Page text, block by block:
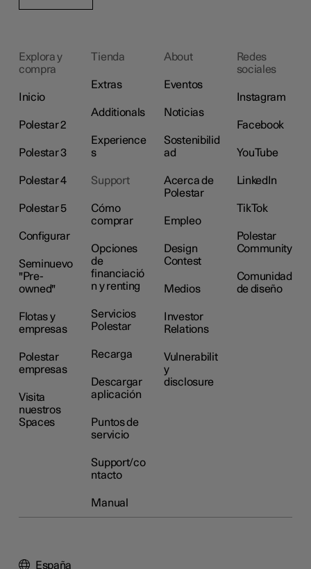
Explora y
compra
Inicio
Polestar 2
Polestar 3
Polestar 4
Polestar 5
Configurar
Seminuevo
"Pre-
owned"
Flotas y
empresas
Polestar
empresas
Visita
nuestros
Spaces
Tienda
Extras
Additionals
Experience
s
Support
Cómo
comprar
Opciones
de
financiació
n y renting
Servicios
Polestar
Recarga
Descargar
aplicación
Puntos de
servicio
Support/co
ntacto
Manual
About
Eventos
Noticias
Sostenibilid
ad
Acerca de
Polestar
Empleo
Design
Contest
Medios
Investor
Relations
Vulnerabilit
y
disclosure
Redes
sociales
Instagram
Facebook
YouTube
LinkedIn
TikTok
Polestar
Community
Comunidad
de diseño
España